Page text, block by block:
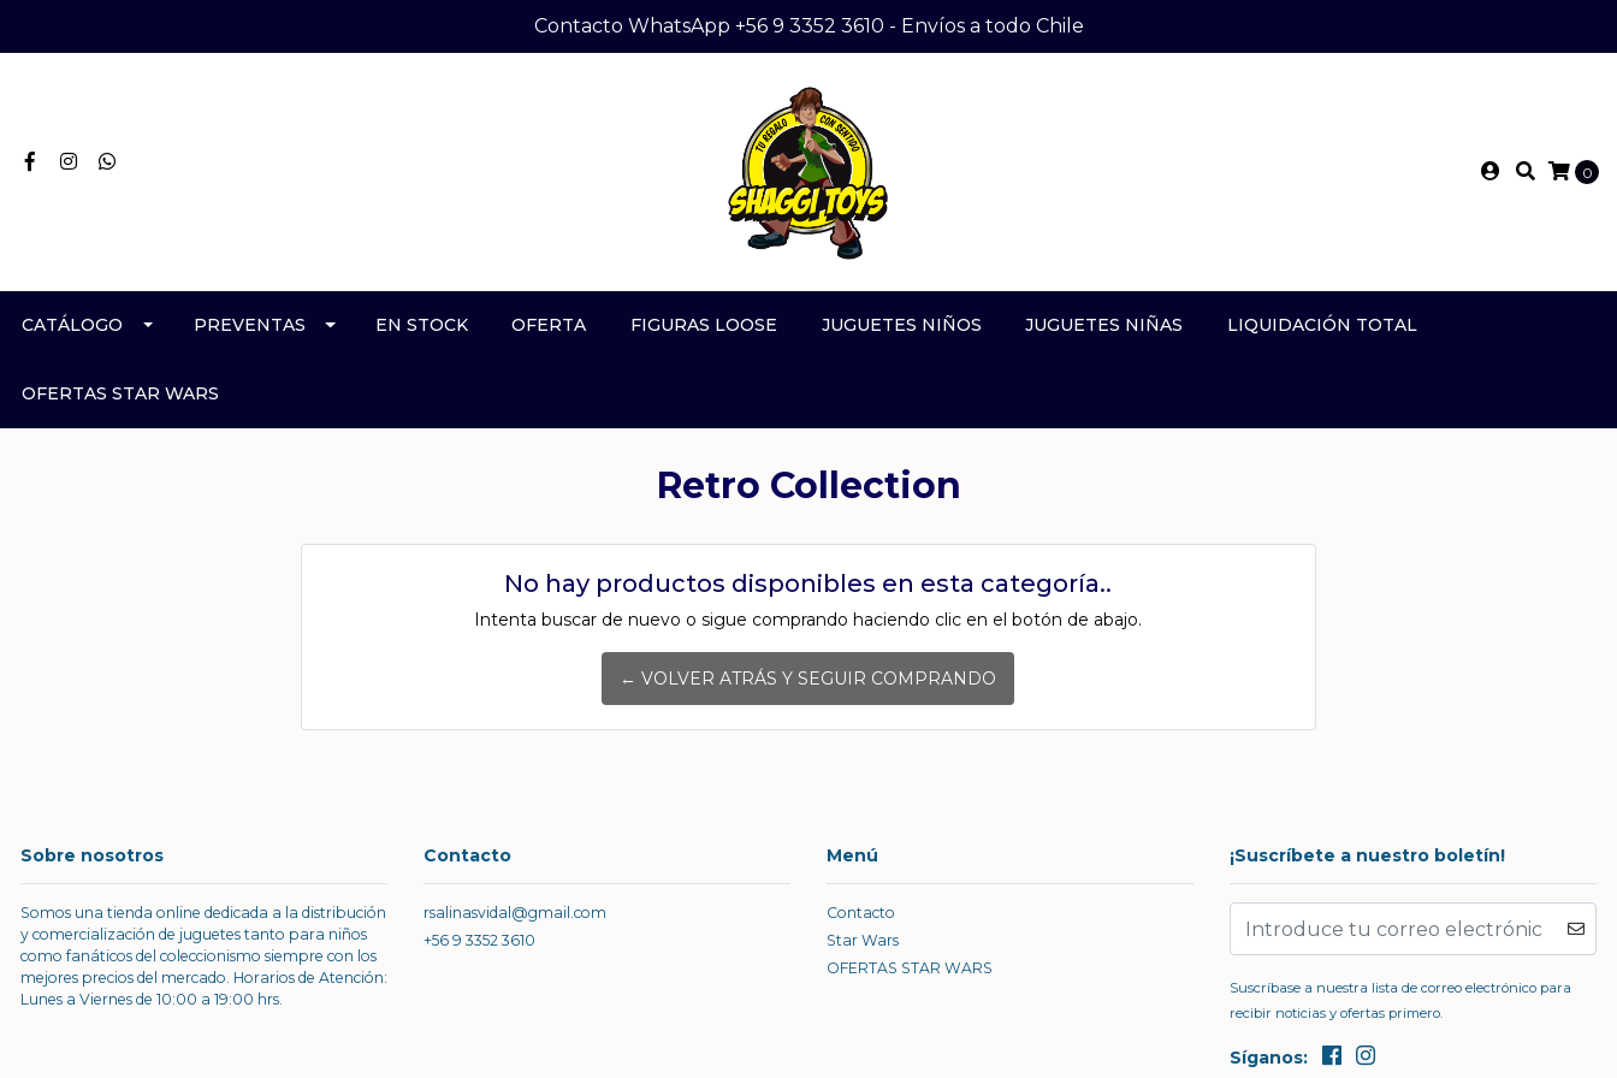
Contacto WhatsApp +56 9 3352 3610 - Envíos a todo Chile
0
CATÁLOGO PREVENTAS EN STOCK OFERTA FIGURAS LOOSE JUGUETES NIÑOS JUGUETES NIÑAS LIQUIDACIÓN TOTAL
OFERTAS STAR WARS
Retro Collection
No hay productos disponibles en esta categoría..
Intenta buscar de nuevo o sigue comprando haciendo clic en el botón de abajo.
← VOLVER ATRÁS Y SEGUIR COMPRANDO
Sobre nosotros
Somos una tienda online dedicada a la distribución
y comercialización de juguetes tanto para niños
como fanáticos del coleccionismo siempre con los
mejores precios del mercado. Horarios de Atención:
Lunes a Viernes de 10:00 a 19:00 hrs.
Contacto
rsalinasvidal@gmail.com
+56 9 3352 3610
Menú
Contacto
Star Wars
OFERTAS STAR WARS
¡Suscríbete a nuestro boletín!
Suscríbase a nuestra lista de correo electrónico para
recibir noticias y ofertas primero.
Síganos: